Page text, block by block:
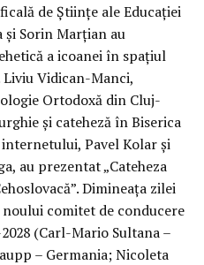
de Științe ale Educației
Sorin Marțian au
a icoanei în spațiul
Vidican-Manci,
Ortodoxă din Cluj-
și cateheză în Biserica
Pavel Kolar și
au prezentat „Cateheza
Dimineața zilei
comitet de conducere
(Carl-Mario Sultana –
– Germania; Nicoleta